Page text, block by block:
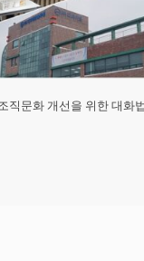
직문화 개선을 위한 대화